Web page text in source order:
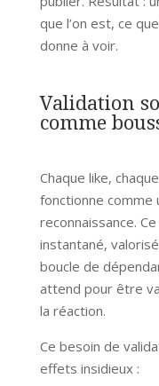
que l’on est, ce
donne à voir.
Validation
comme
Chaque like,
fonctionne
reconnaissance.
instantané,
boucle de
attend pour être
la réaction.
Ce besoin de
effets insidieux :